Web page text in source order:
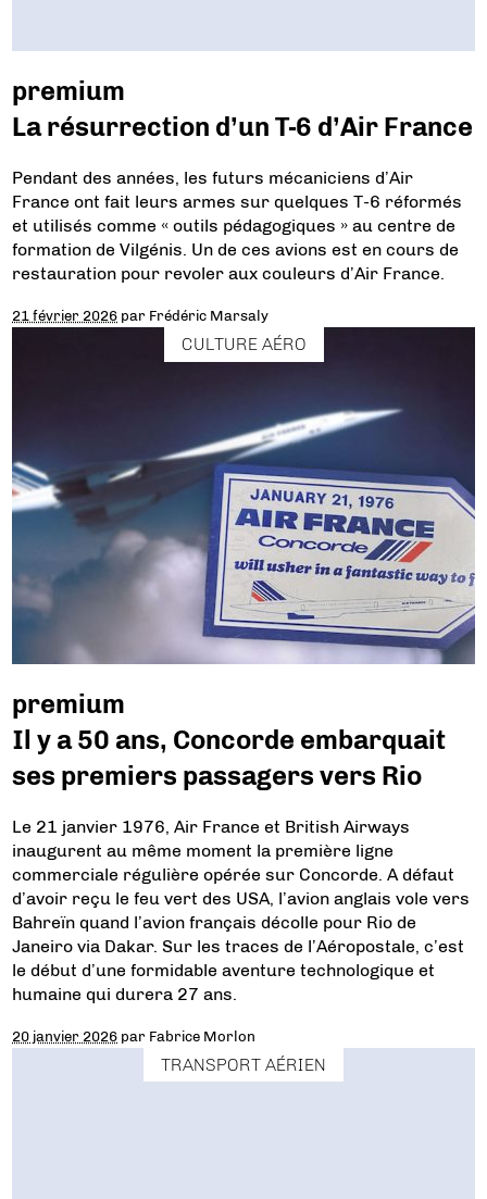
premium
La résurrection d’un T-6 d’Air France
Pendant des années, les futurs mécaniciens d’Air
France ont fait leurs armes sur quelques T-6 réformés
et utilisés comme « outils pédagogiques » au centre de
formation de Vilgénis. Un de ces avions est en cours de
restauration pour revoler aux couleurs d’Air France.
21 février 2026 par Frédéric Marsaly
CULTURE AÉRO
premium
Il y a 50 ans, Concorde embarquait
ses premiers passagers vers Rio
Le 21 janvier 1976, Air France et British Airways
inaugurent au même moment la première ligne
commerciale régulière opérée sur Concorde. A défaut
d’avoir reçu le feu vert des USA, l’avion anglais vole vers
Bahreïn quand l’avion français décolle pour Rio de
Janeiro via Dakar. Sur les traces de l’Aéropostale, c’est
le début d’une formidable aventure technologique et
humaine qui durera 27 ans.
20 janvier 2026 par Fabrice Morlon
TRANSPORT AÉRIEN